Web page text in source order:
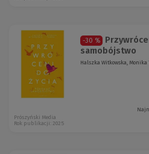
-30 %
samobójstwo
Halszka Witkowska, Monika
Prószyński Media
Rok publikacji: 2025